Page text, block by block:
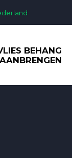
BEHANG
AANBRENGEN